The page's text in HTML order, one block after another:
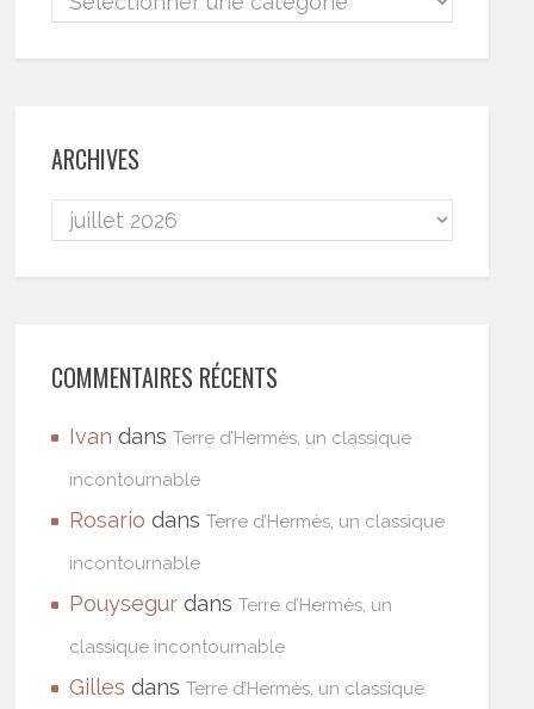
ARCHIVES
COMMENTAIRES RÉCENTS
Ivan dansTerre d’Hermès, un classique
incontournable
Rosario dansTerre d’Hermès, un classique
incontournable
Pouysegur dansTerre d’Hermès, un
classique incontournable
Gilles dansTerre d’Hermès, un classique